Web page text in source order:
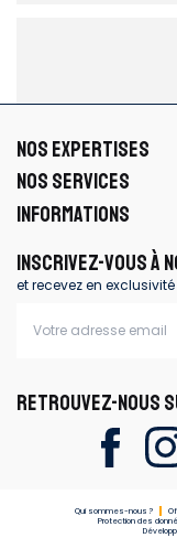
NOS EXPERTISES
NOS SERVICES
INFORMATIONS
INSCRIVEZ-VOUS À
et recevez en
RETROUVEZ-NOUS
Qui sommes-nous ?
Protection des